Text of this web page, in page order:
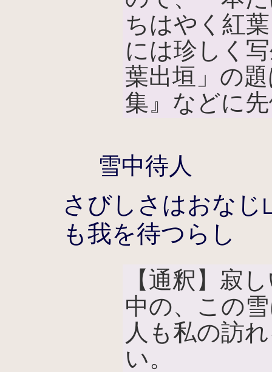
ちはやく紅
には珍しく
葉出垣」の
集』などに
雪中待人
さびしさはおなじ
も我を待つらし
【通釈】寂
中の、この
人も私の訪
い。